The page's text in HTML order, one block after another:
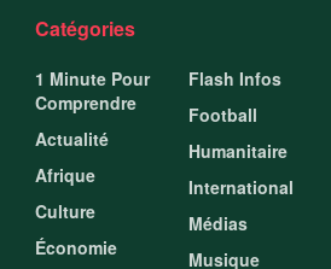
Catégories
1 Minute Pour
Comprendre
Actualité
Afrique
Culture
Économie
Flash Infos
Football
Humanitaire
International
Médias
Musique